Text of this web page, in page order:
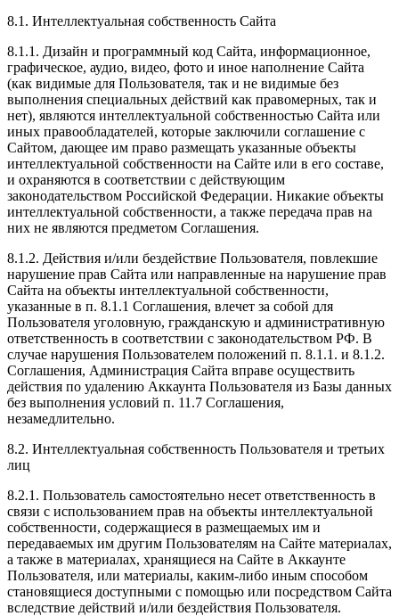
8.1. Интеллектуальная собственность Сайта
8.1.1. Дизайн и программный код Сайта, информационное,
графическое, аудио, видео, фото и иное наполнение Сайта
(как видимые для Пользователя, так и не видимые без
выполнения специальных действий как правомерных, так и
нет), являются интеллектуальной собственностью Сайта или
иных правообладателей, которые заключили соглашение с
Сайтом, дающее им право размещать указанные объекты
интеллектуальной собственности на Сайте или в его составе,
и охраняются в соответствии с действующим
законодательством Российской Федерации. Никакие объекты
интеллектуальной собственности, а также передача прав на
них не являются предметом Соглашения.
8.1.2. Действия и/или бездействие Пользователя, повлекшие
нарушение прав Сайта или направленные на нарушение прав
Сайта на объекты интеллектуальной собственности,
указанные в п. 8.1.1 Соглашения, влечет за собой для
Пользователя уголовную, гражданскую и административную
ответственность в соответствии с законодательством РФ. В
случае нарушения Пользователем положений п. 8.1.1. и 8.1.2.
Соглашения, Администрация Сайта вправе осуществить
действия по удалению Аккаунта Пользователя из Базы данных
без выполнения условий п. 11.7 Соглашения,
незамедлительно.
8.2. Интеллектуальная собственность Пользователя и третьих
лиц
8.2.1. Пользователь самостоятельно несет ответственность в
связи с использованием прав на объекты интеллектуальной
собственности, содержащиеся в размещаемых им и
передаваемых им другим Пользователям на Сайте материалах,
а также в материалах, хранящиеся на Сайте в Аккаунте
Пользователя, или материалы, каким-либо иным способом
становящиеся доступными с помощью или посредством Сайта
вследствие действий и/или бездействия Пользователя.